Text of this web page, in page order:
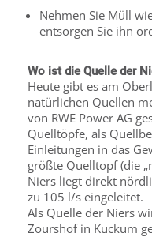
Nehmen Sie Müll
entsorgen Sie ihn
Wo ist die Quelle der
Heute gibt es am
natürlichen Quellen
von RWE Power AG
Quelltöpfe, als
Einleitungen in das
größte Quelltopf (die
Niers liegt direkt
zu 105 l/s eingeleitet.
Als Quelle der Niers
Zourshof in Kuckum